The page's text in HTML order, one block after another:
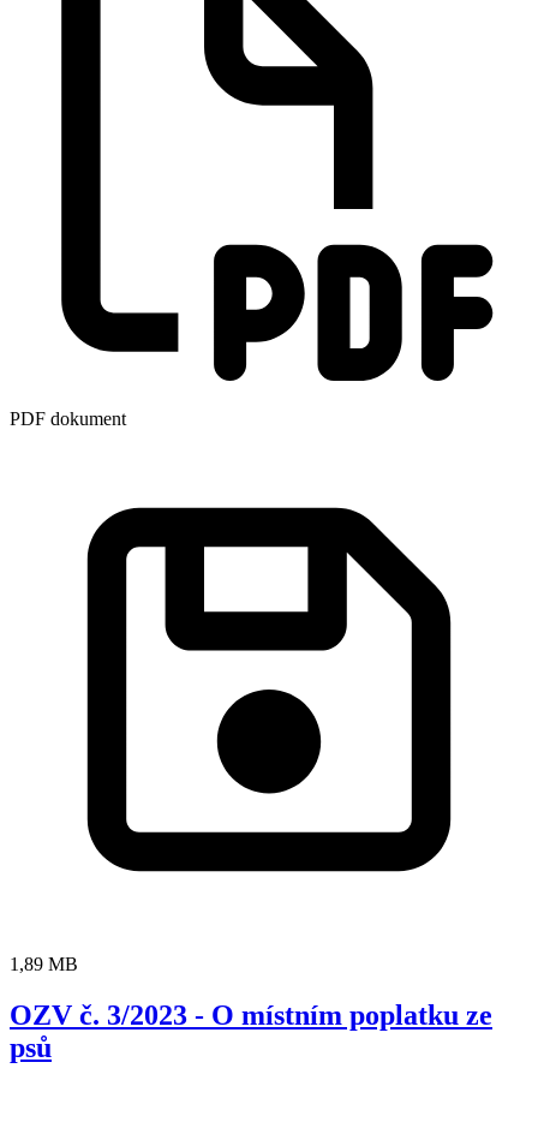
PDF dokument
1,89 MB
OZV č. 3/2023 - O místním poplatku ze
psů